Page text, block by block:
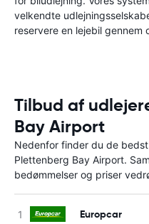
velkendte
reservere en lejebil
Tilbud af
Bay Airport
Nedenfor finder du de
Plettenberg Bay Airport.
bedømmelser og priser
Europcar